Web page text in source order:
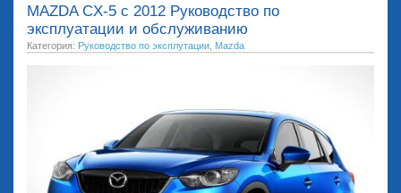
MAZDA CX-5 с 2012 Руководство по
эксплуатации и обслуживанию
Категория: Руководство по эксплутации Mazda